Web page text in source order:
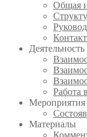
Общая
Деятельность
Работа
Мероприятия
Материалы